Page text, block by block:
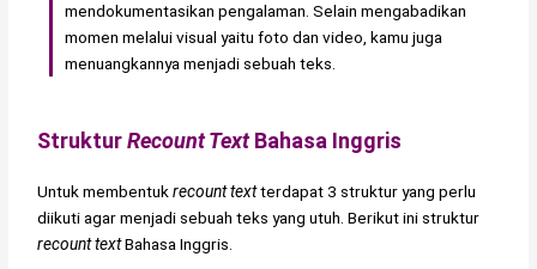
mendokumentasikan pengalaman. Selain mengabadikan
momen melalui visual yaitu foto dan video, kamu juga
menuangkannya menjadi sebuah teks.
StrukturRecount TextBahasa Inggris
Untuk membentukrecount textterdapat 3 struktur yang perlu
diikuti agar menjadi sebuah teks yang utuh. Berikut ini struktur
recount textBahasa Inggris.